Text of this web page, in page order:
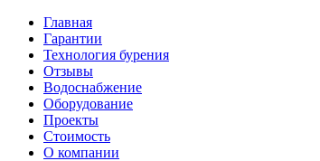
Главная
Гарантии
Технология бурения
Отзывы
Водоснабжение
Оборудование
Проекты
Стоимость
О компании